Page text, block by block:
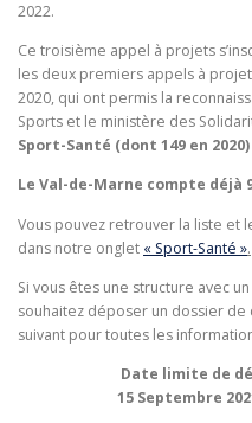
2022.
Ce troisième appel à projets
les deux premiers appels à
2020, qui ont permis la
Sports et le ministère des
Sport-Santé (dont 149 en 2020)
Le Val-de-Marne compte déjà
Vous pouvez retrouver la liste et
dans notre onglet « Sport-Santé ».
Si vous êtes une structure avec
souhaitez déposer un dossier de
suivant pour toutes les
Date limite de
15 Septembre